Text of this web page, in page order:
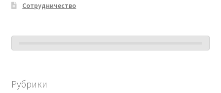
Сотрудничество
Рубрики